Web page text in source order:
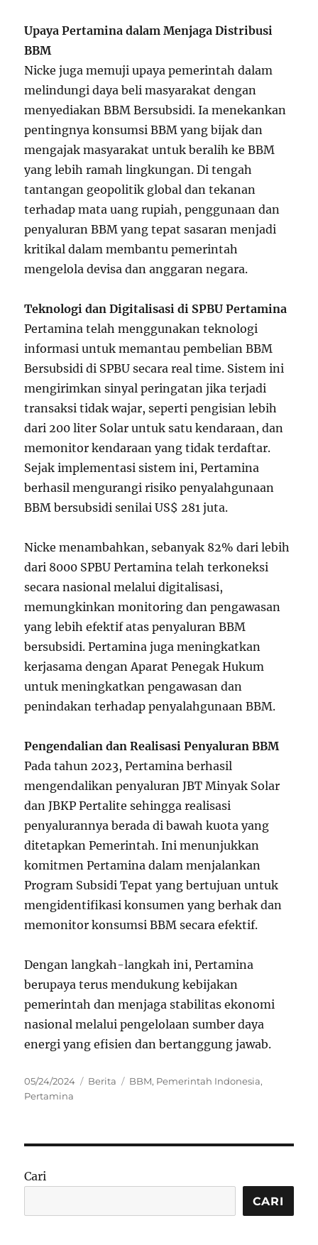
Upaya Pertamina dalam Menjaga Distribusi
BBM
Nicke juga memuji upaya pemerintah dalam
melindungi daya beli masyarakat dengan
menyediakan BBM Bersubsidi. Ia menekankan
pentingnya konsumsi BBM yang bijak dan
mengajak masyarakat untuk beralih ke BBM
yang lebih ramah lingkungan. Di tengah
tantangan geopolitik global dan tekanan
terhadap mata uang rupiah, penggunaan dan
penyaluran BBM yang tepat sasaran menjadi
kritikal dalam membantu pemerintah
mengelola devisa dan anggaran negara.
Teknologi dan Digitalisasi di SPBU Pertamina
Pertamina telah menggunakan teknologi
informasi untuk memantau pembelian BBM
Bersubsidi di SPBU secara real time. Sistem ini
mengirimkan sinyal peringatan jika terjadi
transaksi tidak wajar, seperti pengisian lebih
dari 200 liter Solar untuk satu kendaraan, dan
memonitor kendaraan yang tidak terdaftar.
Sejak implementasi sistem ini, Pertamina
berhasil mengurangi risiko penyalahgunaan
BBM bersubsidi senilai US$ 281 juta.
Nicke menambahkan, sebanyak 82% dari lebih
dari 8000 SPBU Pertamina telah terkoneksi
secara nasional melalui digitalisasi,
memungkinkan monitoring dan pengawasan
yang lebih efektif atas penyaluran BBM
bersubsidi. Pertamina juga meningkatkan
kerjasama dengan Aparat Penegak Hukum
untuk meningkatkan pengawasan dan
penindakan terhadap penyalahgunaan BBM.
Pengendalian dan Realisasi Penyaluran BBM
Pada tahun 2023, Pertamina berhasil
mengendalikan penyaluran JBT Minyak Solar
dan JBKP Pertalite sehingga realisasi
penyalurannya berada di bawah kuota yang
ditetapkan Pemerintah. Ini menunjukkan
komitmen Pertamina dalam menjalankan
Program Subsidi Tepat yang bertujuan untuk
mengidentifikasi konsumen yang berhak dan
memonitor konsumsi BBM secara efektif.
Dengan langkah-langkah ini, Pertamina
berupaya terus mendukung kebijakan
pemerintah dan menjaga stabilitas ekonomi
nasional melalui pengelolaan sumber daya
energi yang efisien dan bertanggung jawab.
Posted
on
05/24/2024 Categories
Berita Tags
BBM, Pemerintah Indonesia,
Pertamina
Cari
CARI